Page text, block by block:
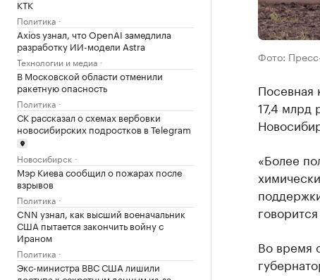
КТК
Политика
Axios узнал, что OpenAI замедлила
разработку ИИ-модели Astra
Технологии и медиа
В Московской области отменили
ракетную опасность
Политика
СК рассказал о схемах вербовки
новосибирских подростков в Telegram
Новосибирск
Мэр Киева сообщил о пожарах после
взрывов
Политика
CNN узнал, как высший военачальник
США пытается закончить войну с
Ираном
Политика
Экс-министра ВВС США лишили
Фото:
Посевная
17,4 млрд
«Более
Во время